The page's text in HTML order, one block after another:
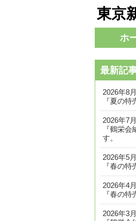
東京
メインメ
ン
テ
ン
移
動
ホ
最新記
2026年8
『夏の
2026年7
『鶴栄
す。
2026年5
『春の
2026年4
『春の
2026年3